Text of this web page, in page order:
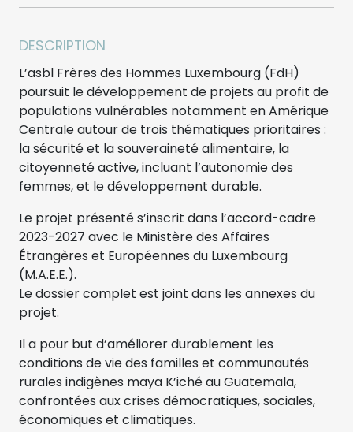
DESCRIPTION
L’asbl Frères des Hommes Luxembourg (FdH)
poursuit le développement de projets au profit de
populations vulnérables notamment en Amérique
Centrale autour de trois thématiques prioritaires :
la sécurité et la souveraineté alimentaire, la
citoyenneté active, incluant l’autonomie des
femmes, et le développement durable.
Le projet présenté s’inscrit dans l’accord-cadre
2023-2027 avec le Ministère des Affaires
Étrangères et Européennes du Luxembourg
(M.A.E.E.).
Le dossier complet est joint dans les annexes du
projet.
Il a pour but d’améliorer durablement les
conditions de vie des familles et communautés
rurales indigènes maya K’iché au Guatemala,
confrontées aux crises démocratiques, sociales,
économiques et climatiques.